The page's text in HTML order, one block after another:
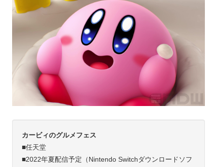
カービィのグルメフェス
■任天堂
■2022年夏配信予定（Nintendo Switchダウンロードソフ